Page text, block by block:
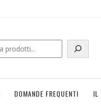
DOMANDE FREQUENTI IL